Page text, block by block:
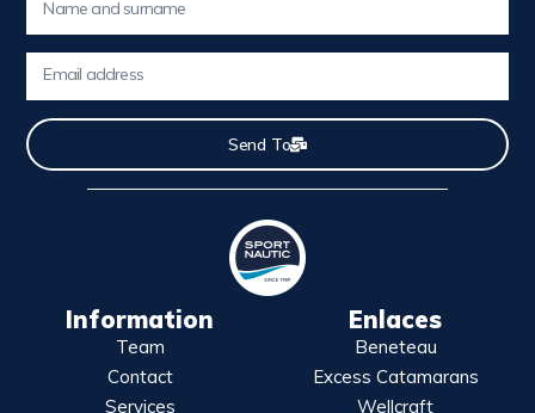
Send To
Information
Team
Contact
Services
Enlaces
Beneteau
Excess Catamarans
Wellcraft